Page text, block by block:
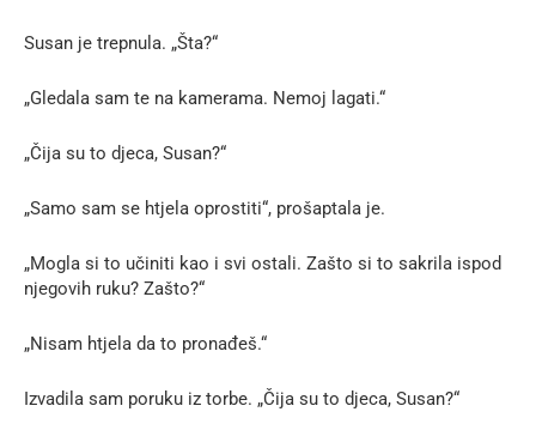
Susan je trepnula. „Šta?“
„Gledala sam te na kamerama. Nemoj lagati.“
„Čija su to djeca, Susan?“
„Samo sam se htjela oprostiti“, prošaptala je.
„Mogla si to učiniti kao i svi ostali. Zašto si to sakrila ispod
njegovih ruku? Zašto?“
„Nisam htjela da to pronađeš.“
Izvadila sam poruku iz torbe. „Čija su to djeca, Susan?“